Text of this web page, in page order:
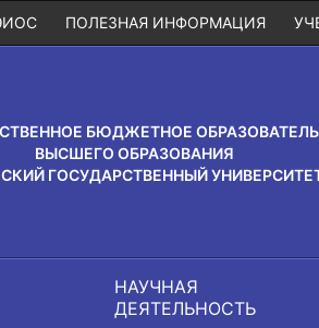
ПОЛЕЗНАЯ ИНФОРМАЦИЯ
БЮДЖЕТНОЕ
ВЫСШЕГО ОБРАЗОВАНИЯ
ГОСУДАРСТВЕННЫЙ
НАУЧНАЯ
ДЕЯТЕЛЬНОСТЬ